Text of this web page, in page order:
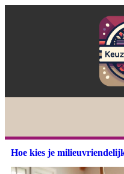
Hoe kies je